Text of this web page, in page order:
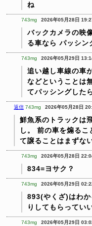
ね
743mg 2026年05月28日
バックカメラの映
る車なら パッシン
743mg 2026年05月29日
追い越し車線の車
などということは
てパッシングした
返信 743mg 2026年05月28日
鮮魚系のトラックは
し。
前の車を煽るこ
て譲ることはまずない
743mg 2026年05月28日
834=ヨサク？
743mg 2026年05月29日
893(やくざ)はわ
りしてもらってい
743mg 2026年05月29日